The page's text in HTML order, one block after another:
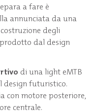
a fare è
annunciata da una
degli
dal design
di una light eMTB
design futuristico.
con motore posteriore,
centrale.